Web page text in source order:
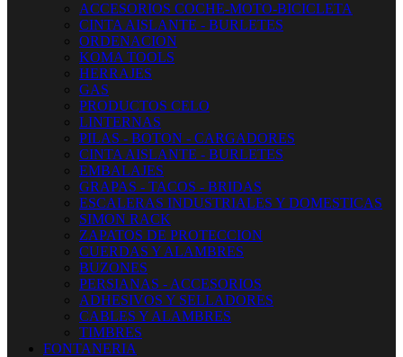
ACCESORIOS COCHE-MOTO-BICICLETA
CINTA AISLANTE - BURLETES
ORDENACION
KOMA TOOLS
HERRAJES
GAS
PRODUCTOS CELO
LINTERNAS
PILAS - BOTON - CARGADORES
CINTA AISLANTE - BURLETES
EMBALAJES
GRAPAS - TACOS - BRIDAS
ESCALERAS INDUSTRIALES Y DOMESTICAS
SIMON RACK
ZAPATOS DE PROTECCION
CUERDAS Y ALAMBRES
BUZONES
PERSIANAS - ACCESORIOS
ADHESIVOS Y SELLADORES
CABLES Y ALAMBRES
TIMBRES
FONTANERIA